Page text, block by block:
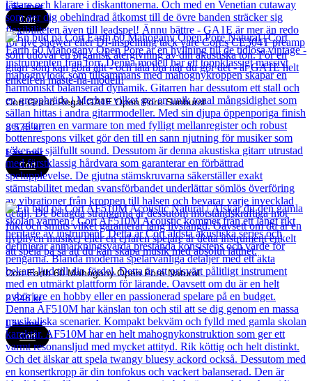
Läs mer
Cort
Cort Grand Regal GA1E Open Pore Sunburst
3 575kr
Läs mer
Cort
Cort Earth 60 Mahogany Open Pore Natural
2 846kr
Läs mer
Cort